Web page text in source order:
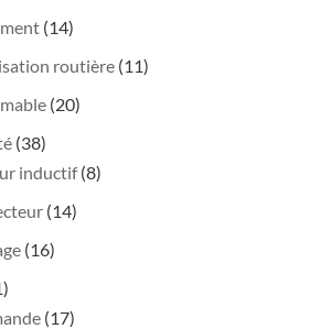
1414
produits
routière 1111
2020
3838
produits
inductif 88
1414
1616
41
produits
1717